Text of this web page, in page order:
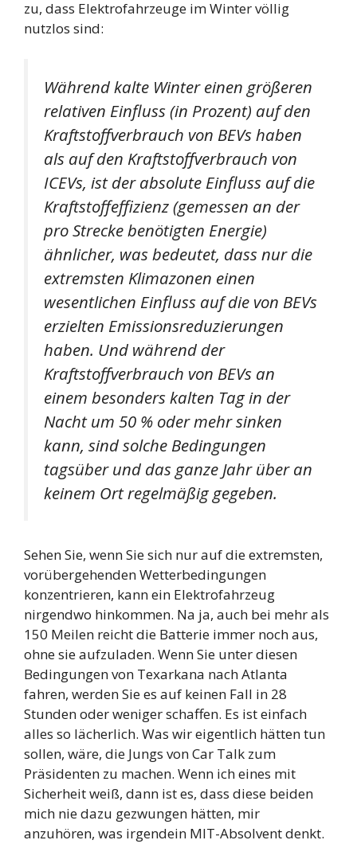
zu, dass Elektrofahrzeuge im Winter völlig
nutzlos sind:
Während kalte Winter einen größeren
relativen Einfluss (in Prozent) auf den
Kraftstoffverbrauch von BEVs haben
als auf den Kraftstoffverbrauch von
ICEVs, ist der absolute Einfluss auf die
Kraftstoffeffizienz (gemessen an der
pro Strecke benötigten Energie)
ähnlicher, was bedeutet, dass nur die
extremsten Klimazonen einen
wesentlichen Einfluss auf die von BEVs
erzielten Emissionsreduzierungen
haben. Und während der
Kraftstoffverbrauch von BEVs an
einem besonders kalten Tag in der
Nacht um 50 % oder mehr sinken
kann, sind solche Bedingungen
tagsüber und das ganze Jahr über an
keinem Ort regelmäßig gegeben.
Sehen Sie, wenn Sie sich nur auf die extremsten,
vorübergehenden Wetterbedingungen
konzentrieren, kann ein Elektrofahrzeug
nirgendwo hinkommen. Na ja, auch bei mehr als
150 Meilen reicht die Batterie immer noch aus,
ohne sie aufzuladen. Wenn Sie unter diesen
Bedingungen von Texarkana nach Atlanta
fahren, werden Sie es auf keinen Fall in 28
Stunden oder weniger schaffen. Es ist einfach
alles so lächerlich. Was wir eigentlich hätten tun
sollen, wäre, die Jungs von Car Talk zum
Präsidenten zu machen. Wenn ich eines mit
Sicherheit weiß, dann ist es, dass diese beiden
mich nie dazu gezwungen hätten, mir
anzuhören, was irgendein MIT-Absolvent denkt.